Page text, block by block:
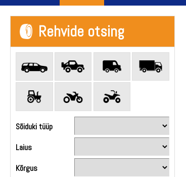
Rehvide otsing
Sõiduki tüüp
Laius
Kõrgus